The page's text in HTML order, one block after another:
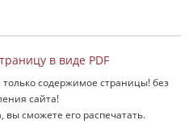
в виде PDF
содержимое страницы! без
сайта!
сможете его распечатать.